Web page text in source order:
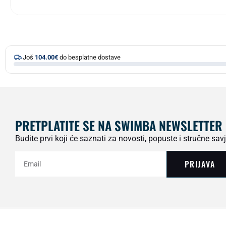
Još 104.00€ do besplatne dostave
PRETPLATITE SE NA SWIMBA NEWSLETTER
Budite prvi koji će saznati za novosti, popuste i stručne
PRIJAVA